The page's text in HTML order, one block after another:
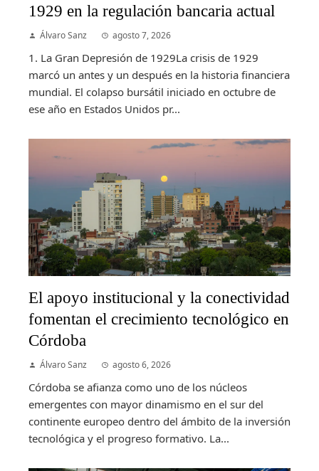
1929 en la regulación bancaria actual
Álvaro Sanz agosto 7, 2026
1. La Gran Depresión de 1929La crisis de 1929
marcó un antes y un después en la historia financiera
mundial. El colapso bursátil iniciado en octubre de
ese año en Estados Unidos pr...
El apoyo institucional y la conectividad
fomentan el crecimiento tecnológico en
Córdoba
Álvaro Sanz agosto 6, 2026
Córdoba se afianza como uno de los núcleos
emergentes con mayor dinamismo en el sur del
continente europeo dentro del ámbito de la inversión
tecnológica y el progreso formativo. La...